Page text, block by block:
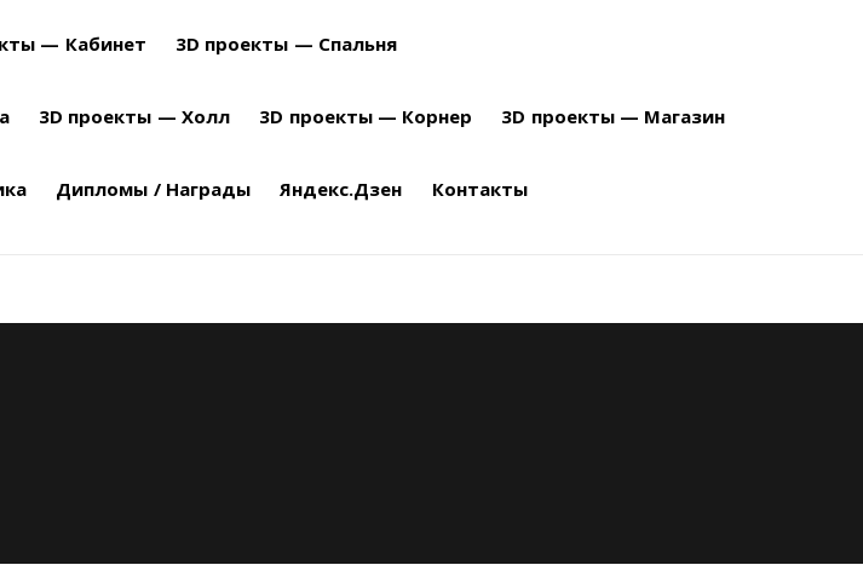
— Кабинет 3D проекты — Спальня
3D проекты — Холл 3D проекты — Корнер 3D проекты — Магазин
Дипломы / Награды Яндекс.Дзен Контакты